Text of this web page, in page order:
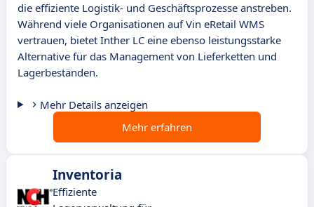
die effiziente Logistik- und Geschäftsprozesse anstreben.
Während viele Organisationen auf Vin eRetail WMS
vertrauen, bietet Inther LC eine ebenso leistungsstarke
Alternative für das Management von Lieferketten und
Lagerbeständen.
Mehr Details anzeigen
Mehr erfahren
Inventoria
Effiziente